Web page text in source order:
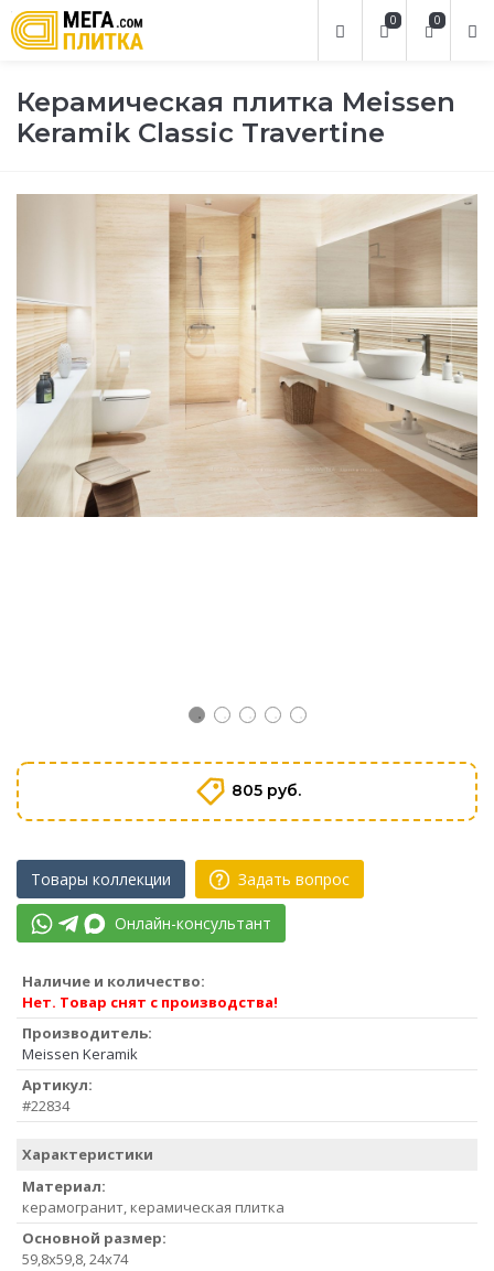
0
0
Керамическая плитка Meissen
Keramik Classic Travertine
805 руб.
Товары коллекции Задать вопрос
Онлайн-консультант
Наличие и количество:
Нет. Товар снят с производства!
Производитель:
Meissen Keramik
Артикул:
#22834
Характеристики
Материал:
керамогранит, керамическая плитка
Основной размер:
59,8x59,8, 24x74